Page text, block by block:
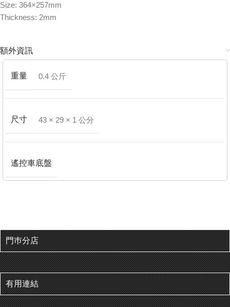
Size: 364×257mm
Thickness: 2mm
額外資訊
重量 0.4 公斤
尺寸 43 × 29 × 1 公分
遙控車底盤
門巿分店
有用連結